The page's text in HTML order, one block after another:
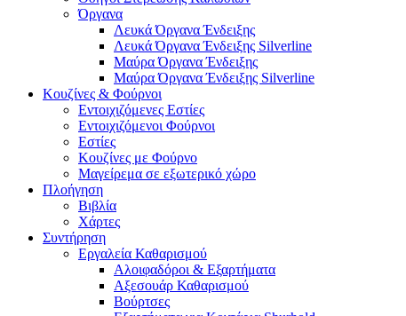
Όργανα
Λευκά Όργανα Ένδειξης
Λευκά Όργανα Ένδειξης Silverline
Μαύρα Όργανα Ένδειξης
Μαύρα Όργανα Ένδειξης Silverline
Κουζίνες & Φούρνοι
Εντοιχιζόμενες Εστίες
Εντοιχιζόμενοι Φούρνοι
Εστίες
Κουζίνες με Φούρνο
Μαγείρεμα σε εξωτερικό χώρο
Πλοήγηση
Βιβλία
Χάρτες
Συντήρηση
Εργαλεία Καθαρισμού
Αλοιφαδόροι & Εξαρτήματα
Αξεσουάρ Καθαρισμού
Βούρτσες